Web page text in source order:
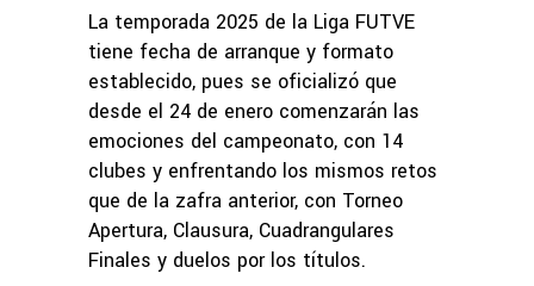
La temporada 2025 de la Liga FUTVE
tiene fecha de arranque y formato
establecido, pues se oficializó que
desde el 24 de enero comenzarán las
emociones del campeonato, con 14
clubes y enfrentando los mismos retos
que de la zafra anterior, con Torneo
Apertura, Clausura, Cuadrangulares
Finales y duelos por los títulos.